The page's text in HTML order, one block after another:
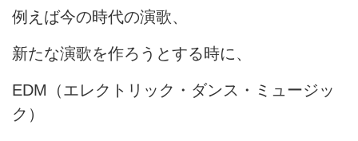
例えば今の時代の演歌、
新たな演歌を作ろうとする時に、
EDM（エレクトリック・ダンス・ミュージッ
ク）